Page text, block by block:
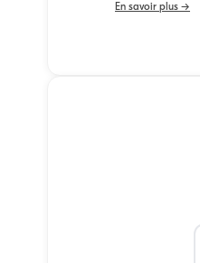
En savoir plus →